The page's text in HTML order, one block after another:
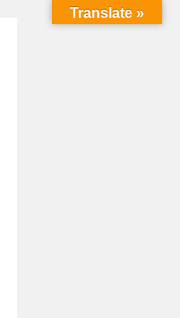
Translate »